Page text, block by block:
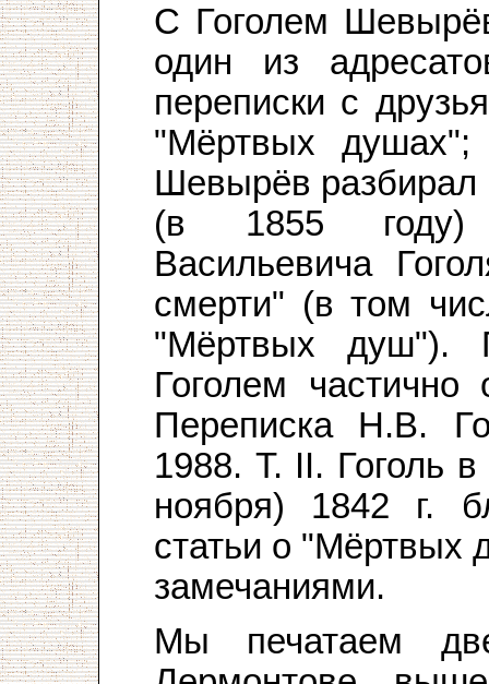
С Гоголем
один из
переписки с
"Мёртвых душах";
Шевырёв разбирал
(в 1855 году)
Васильевича
смерти" (в том
"Мёртвых душ").
Гоголем частично
Переписка Н.В.
1988. Т. II. Гоголь
ноября) 1842 г.
статьи о "Мёртвых
замечаниями.
Мы печатаем